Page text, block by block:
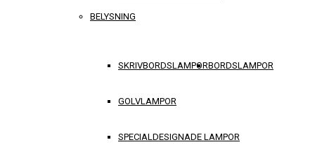
BELYSNING
SKRIVBORDSLAMPORBORDSLAMPOR
GOLVLAMPOR
SPECIALDESIGNADE LAMPOR